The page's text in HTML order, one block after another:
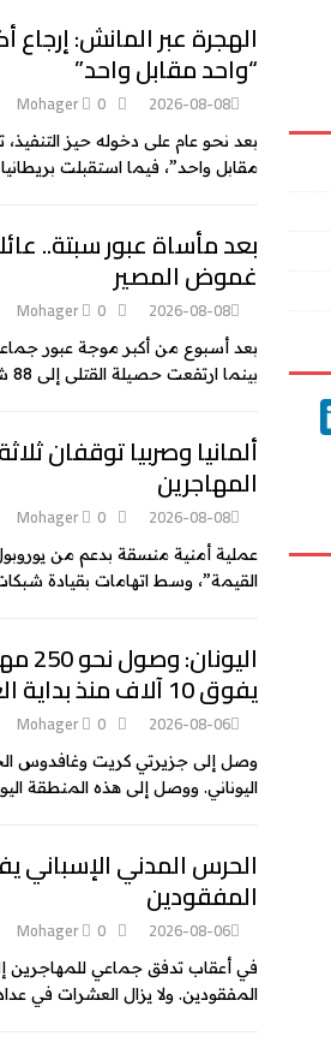
الهجرة عبر المانش:
“واحد مقابل واحد”
2026-08-08
Mohager 0
مقابل واحد”، فيما استقبلت بريطانيا 1.117 مهاجراً. وبحسب صحيفة “الغارديان” فإن ما
بعد مأساة عبور سبتة..
غموض المصير
2026-08-08
Mohager 0
بعد أسبوع من أكبر موجة عبور
بينما ارتفعت حصيلة القتلى إلى 88 شخصًا على الأقل، في وقت يبقى فيه
ألمانيا وصربيا توقفان
المهاجرين
2026-08-08
Mohager 0
عملية أمنية منسقة بدعم من
القيمة”، وسط اتهامات بقيادة شبكات يُشتبه
يفوق 10 آلاف منذ بداية العام
2026-08-06
Mohager 0
اليوناني. ووصل إلى هذه المنطقة
الحرس المدني الإسباني
المفقودين
2026-08-06
Mohager 0
في أعقاب تدفق جماعي للمهاجرين
المفقودين. ولا يزال العشرات في
e